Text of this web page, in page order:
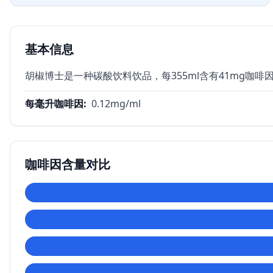
基本信息
胡椒博士是一种碳酸饮料饮品，每355ml含有41mg咖啡因
每毫升咖啡因: 0.12mg/ml
咖啡因含量对比